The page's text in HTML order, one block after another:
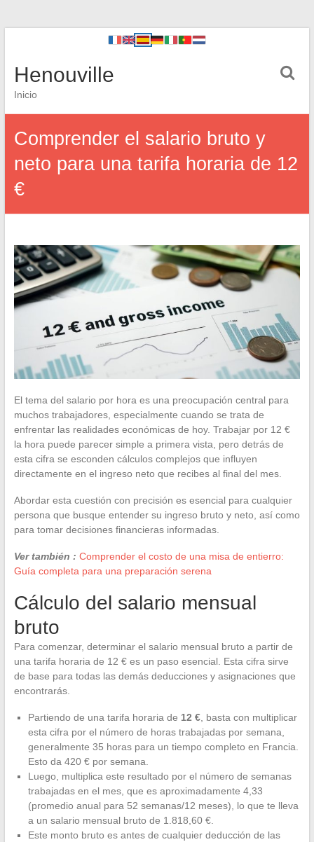
Henouville
Inicio
Comprender el salario bruto y
neto para una tarifa horaria de 12
€
El tema del salario por hora es una preocupación central para
muchos trabajadores, especialmente cuando se trata de
enfrentar las realidades económicas de hoy. Trabajar por 12 €
la hora puede parecer simple a primera vista, pero detrás de
esta cifra se esconden cálculos complejos que influyen
directamente en el ingreso neto que recibes al final del mes.
Abordar esta cuestión con precisión es esencial para cualquier
persona que busque entender su ingreso bruto y neto, así como
para tomar decisiones financieras informadas.
Ver también : Comprender el costo de una misa de entierro:
Guía completa para una preparación serena
Cálculo del salario mensual
bruto
Para comenzar, determinar el salario mensual bruto a partir de
una tarifa horaria de 12 € es un paso esencial. Esta cifra sirve
de base para todas las demás deducciones y asignaciones que
encontrarás.
Partiendo de una tarifa horaria de 12 €, basta con multiplicar
esta cifra por el número de horas trabajadas por semana,
generalmente 35 horas para un tiempo completo en Francia.
Esto da 420 € por semana.
Luego, multiplica este resultado por el número de semanas
trabajadas en el mes, que es aproximadamente 4,33
(promedio anual para 52 semanas/12 meses), lo que te lleva
a un salario mensual bruto de 1.818,60 €.
Este monto bruto es antes de cualquier deducción de las